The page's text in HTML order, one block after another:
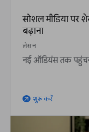
सोशल मीडिया पर
बढ़ाना
लेसन
नई ऑडियंस तक
arrow_outward शुरू करें